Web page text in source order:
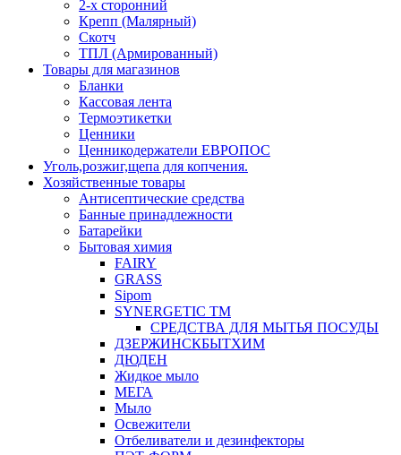
2-х сторонний
Крепп (Малярный)
Скотч
ТПЛ (Армированный)
Товары для магазинов
Бланки
Кассовая лента
Термоэтикетки
Ценники
Ценникодержатели ЕВРОПОС
Уголь,розжиг,щепа для копчения.
Хозяйственные товары
Антисептические средства
Банные принадлежности
Батарейки
Бытовая химия
FAIRY
GRASS
Sipom
SYNERGETIC TM
СРЕДСТВА ДЛЯ МЫТЬЯ ПОСУДЫ
ДЗЕРЖИНСКБЫТХИМ
ДЮДЕН
Жидкое мыло
МЕГА
Мыло
Освежители
Отбеливатели и дезинфекторы